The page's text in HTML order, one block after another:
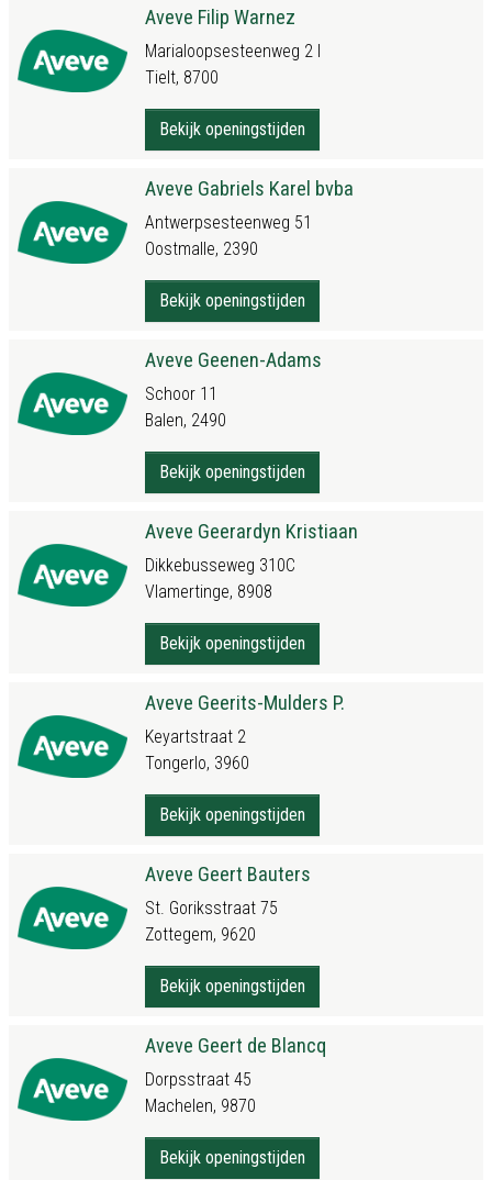
Aveve Filip Warnez
Marialoopsesteenweg 2 l
Tielt, 8700
Bekijk openingstijden
Aveve Gabriels Karel bvba
Antwerpsesteenweg 51
Oostmalle, 2390
Bekijk openingstijden
Aveve Geenen-Adams
Schoor 11
Balen, 2490
Bekijk openingstijden
Aveve Geerardyn Kristiaan
Dikkebusseweg 310C
Vlamertinge, 8908
Bekijk openingstijden
Aveve Geerits-Mulders P.
Keyartstraat 2
Tongerlo, 3960
Bekijk openingstijden
Aveve Geert Bauters
St. Goriksstraat 75
Zottegem, 9620
Bekijk openingstijden
Aveve Geert de Blancq
Dorpsstraat 45
Machelen, 9870
Bekijk openingstijden